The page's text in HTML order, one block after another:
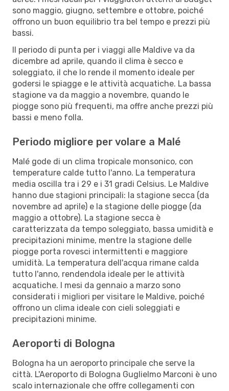
sono maggio, giugno, settembre e ottobre, poiché
offrono un buon equilibrio tra bel tempo e prezzi più
bassi.
Il periodo di punta per i viaggi alle Maldive va da
dicembre ad aprile, quando il clima è secco e
soleggiato, il che lo rende il momento ideale per
godersi le spiagge e le attività acquatiche. La bassa
stagione va da maggio a novembre, quando le
piogge sono più frequenti, ma offre anche prezzi più
bassi e meno folla.
Periodo migliore per volare a Malé
Malé gode di un clima tropicale monsonico, con
temperature calde tutto l'anno. La temperatura
media oscilla tra i 29 e i 31 gradi Celsius. Le Maldive
hanno due stagioni principali: la stagione secca (da
novembre ad aprile) e la stagione delle piogge (da
maggio a ottobre). La stagione secca è
caratterizzata da tempo soleggiato, bassa umidità e
precipitazioni minime, mentre la stagione delle
piogge porta rovesci intermittenti e maggiore
umidità. La temperatura dell'acqua rimane calda
tutto l'anno, rendendola ideale per le attività
acquatiche. I mesi da gennaio a marzo sono
considerati i migliori per visitare le Maldive, poiché
offrono un clima ideale con cieli soleggiati e
precipitazioni minime.
Aeroporti di Bologna
Bologna ha un aeroporto principale che serve la
città. L'Aeroporto di Bologna Guglielmo Marconi è uno
scalo internazionale che offre collegamenti con